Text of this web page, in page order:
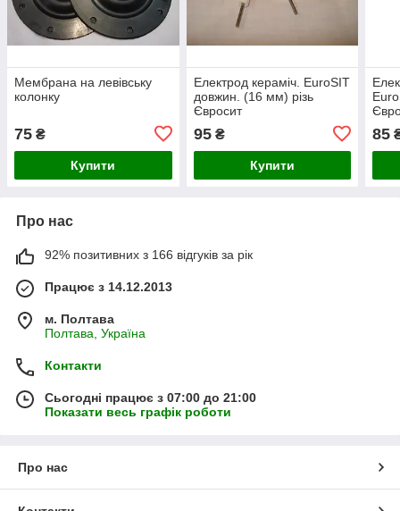
Мембрана на левівську
колонку
75 ₴
Купити
Електрод кераміч. EuroSIT
довжин. (16 мм) різь
Євросит
95₴
Купити
85
Про нас
92% позитивних з 166 відгуків за рік
Працює з 14.12.2013
м. Полтава
Полтава, Україна
Контакти
Сьогодні працює з 07:00 до 21:00
Показати весь графік роботи
Про нас